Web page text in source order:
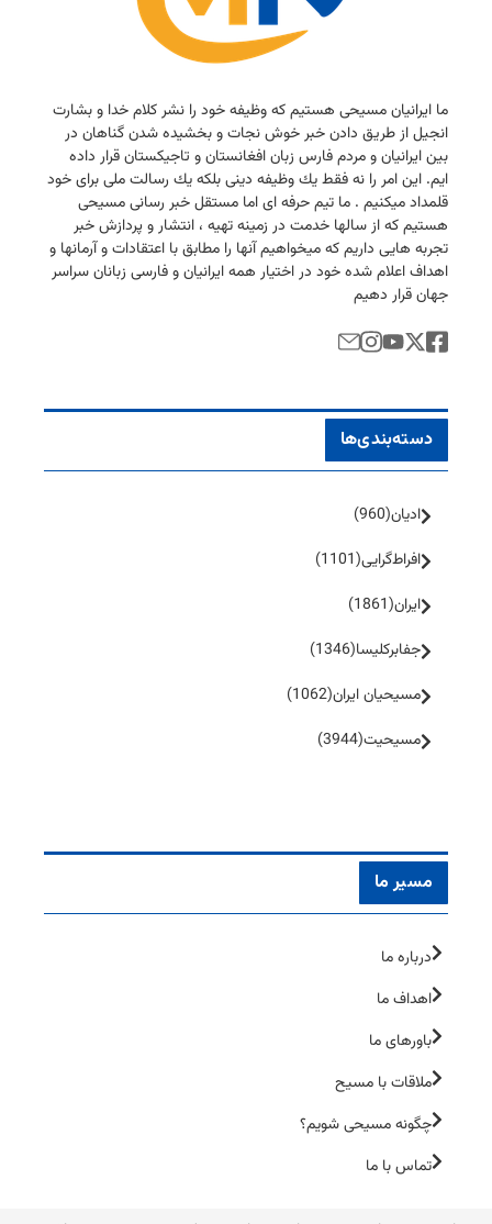
ما ایرانیان مسیحی هستیم كه وظیفه خود را نشر كلام خدا و بشارت
انجیل از طریق دادن خبر خوش نجات و بخشیده شدن گناهان در
بین ایرانیان و مردم فارس زبان افغانستان و تاجیكستان قرار داده
ایم. این امر را نه فقط یك وظیفه دینی بلكه یك رسالت ملی برای خود
قلمداد میكنیم . ما تیم حرفه ای اما مستقل خبر رسانی مسیحی
هستیم كه از سالها خدمت در زمینه تهیه ، انتشار و پردازش خبر
تجربه هایی داریم كه میخواهیم آنها را مطابق با اعتقادات و آرمانها و
اهداف اعلام شده خود در اختیار همه ایرانیان و فارسی زبانان سراسر
جهان قرار دهیم
دسته‌بندی‌ها
ادیان(960)
افراط‌گرایی(1101)
ایران(1861)
جفا‌بر‌کلیسا(1346)
مسیحیان ایران(1062)
مسیحیت(3944)
مسیر ما
درباره ما
اهداف ما
باورهای ما
ملاقات با مسیح
چگونه مسیحی شویم؟
تماس با ما